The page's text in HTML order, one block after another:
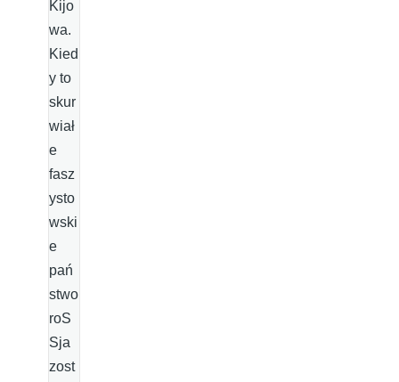
Kijo
wa.
Kied
y to
skur
wiał
e
fasz
ysto
wski
e
pań
stwo
roS
Sja
zost